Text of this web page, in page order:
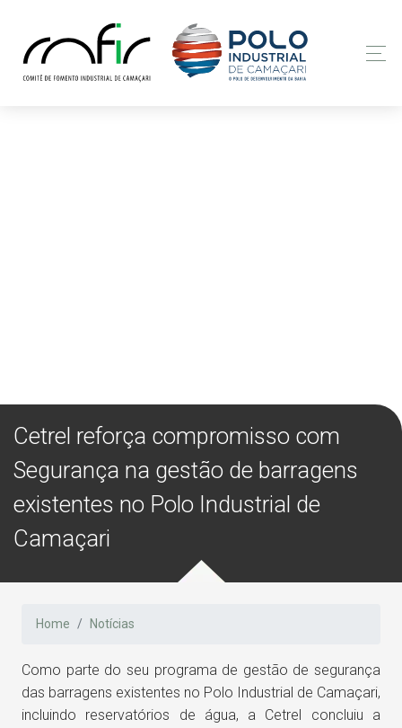
Cetrel reforça compromisso com
Segurança na gestão de barragens
existentes no Polo Industrial de
Camaçari
Home Notícias
Como parte do seu programa de gestão de segurança
das barragens existentes no Polo Industrial de Camaçari,
incluindo reservatórios de água, a Cetrel concluiu a